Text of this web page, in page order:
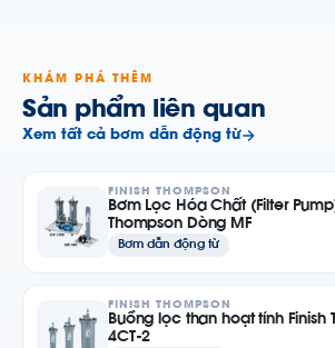
KHÁM PHÁ THÊM
Sản phẩm liên quan
Xem tất cả bơm dẫn động từ
FINISH THOMPSON
Bơm Lọc Hóa Chất (Filter
Thompson Dòng MF
Bơm dẫn động từ
FINISH THOMPSON
Buồng lọc than hoạt tính Finish
4CT-2